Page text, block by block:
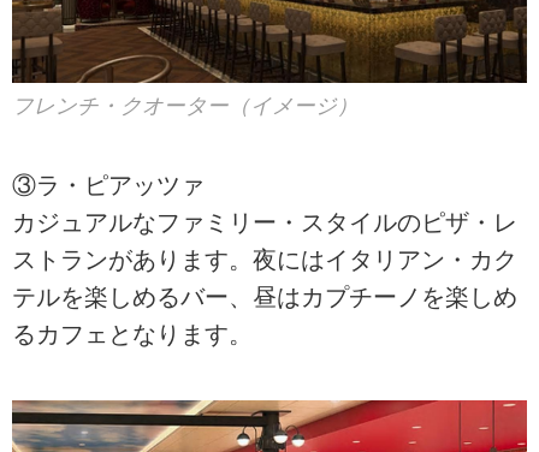
フレンチ・クオーター（イメージ）
③ラ・ピアッツァ
カジュアルなファミリー・スタイルのピザ・レ
ストランがあります。夜にはイタリアン・カク
テルを楽しめるバー、昼はカプチーノを楽しめ
るカフェとなります。